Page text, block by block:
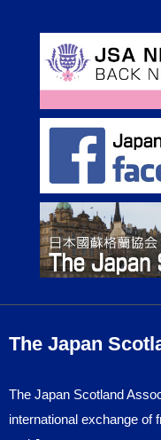
The Japan
The Japan Scotland
international exchange of